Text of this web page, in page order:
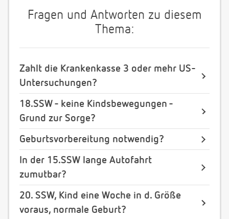
Fragen und Antworten zu diesem
Thema:
Zahlt die Krankenkasse 3 oder mehr US-
Untersuchungen?
18.SSW - keine Kindsbewegungen -
Grund zur Sorge?
Geburtsvorbereitung notwendig?
In der 15.SSW lange Autofahrt
zumutbar?
20. SSW, Kind eine Woche in d. Größe
voraus, normale Geburt?